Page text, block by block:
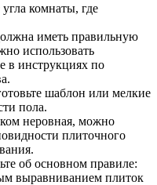
комнаты, где
иметь правильную
использовать
в инструкциях по
шаблон или мелкие
пола.
неровная, можно
плиточного
об основном правиле:
выравниванием плиток